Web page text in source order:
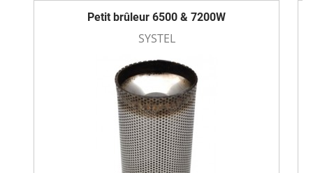
Petit brûleur 6500 & 7200W
SYSTEL